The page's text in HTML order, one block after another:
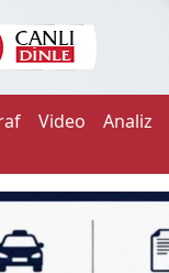
Video Analiz